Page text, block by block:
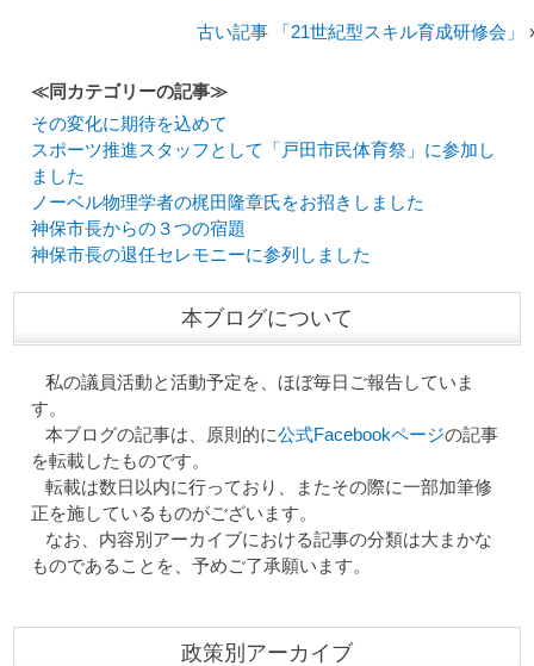
古い記事 「21世紀型スキル育成研修会」
≪同カテゴリーの記事≫
その変化に期待を込めて
スポーツ推進スタッフとして「戸田市民体育祭」に参加し
ました
ノーベル物理学者の梶田隆章氏をお招きしました
神保市長からの３つの宿題
神保市長の退任セレモニーに参列しました
本ブログについて
私の議員活動と活動予定を、ほぼ毎日ご報告していま
す。
本ブログの記事は、原則的に公式Facebookページの記事
を転載したものです。
転載は数日以内に行っており、またその際に一部加筆修
正を施しているものがございます。
なお、内容別アーカイブにおける記事の分類は大まかな
ものであることを、予めご了承願います。
政策別アーカイブ